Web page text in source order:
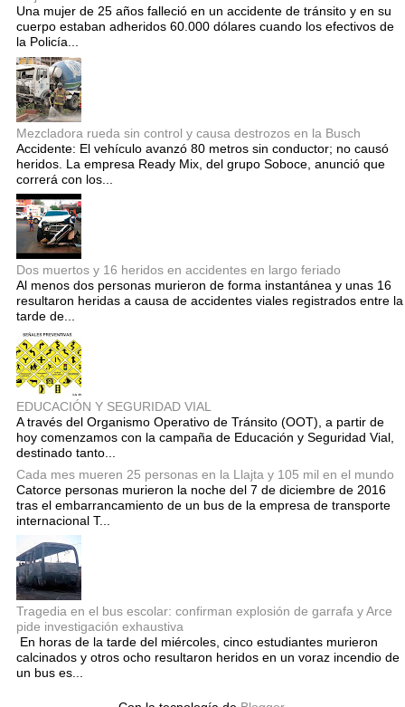
Una mujer de 25 años falleció en un accidente de tránsito y en su
cuerpo estaban adheridos 60.000 dólares cuando los efectivos de
la Policía...
Mezcladora rueda sin control y causa destrozos en la Busch
Accidente: El vehículo avanzó 80 metros sin conductor; no causó
heridos. La empresa Ready Mix, del grupo Soboce, anunció que
correrá con los...
Dos muertos y 16 heridos en accidentes en largo feriado
Al menos dos personas murieron de forma instantánea y unas 16
resultaron heridas a causa de accidentes viales registrados entre la
tarde de...
EDUCACIÓN Y SEGURIDAD VIAL
A través del Organismo Operativo de Tránsito (OOT), a partir de
hoy comenzamos con la campaña de Educación y Seguridad Vial,
destinado tanto...
Cada mes mueren 25 personas en la Llajta y 105 mil en el mundo
Catorce personas murieron la noche del 7 de diciembre de 2016
tras el embarrancamiento de un bus de la empresa de transporte
internacional T...
Tragedia en el bus escolar: confirman explosión de garrafa y Arce
pide investigación exhaustiva
En horas de la tarde del miércoles, cinco estudiantes murieron
calcinados y otros ocho resultaron heridos en un voraz incendio de
un bus es...